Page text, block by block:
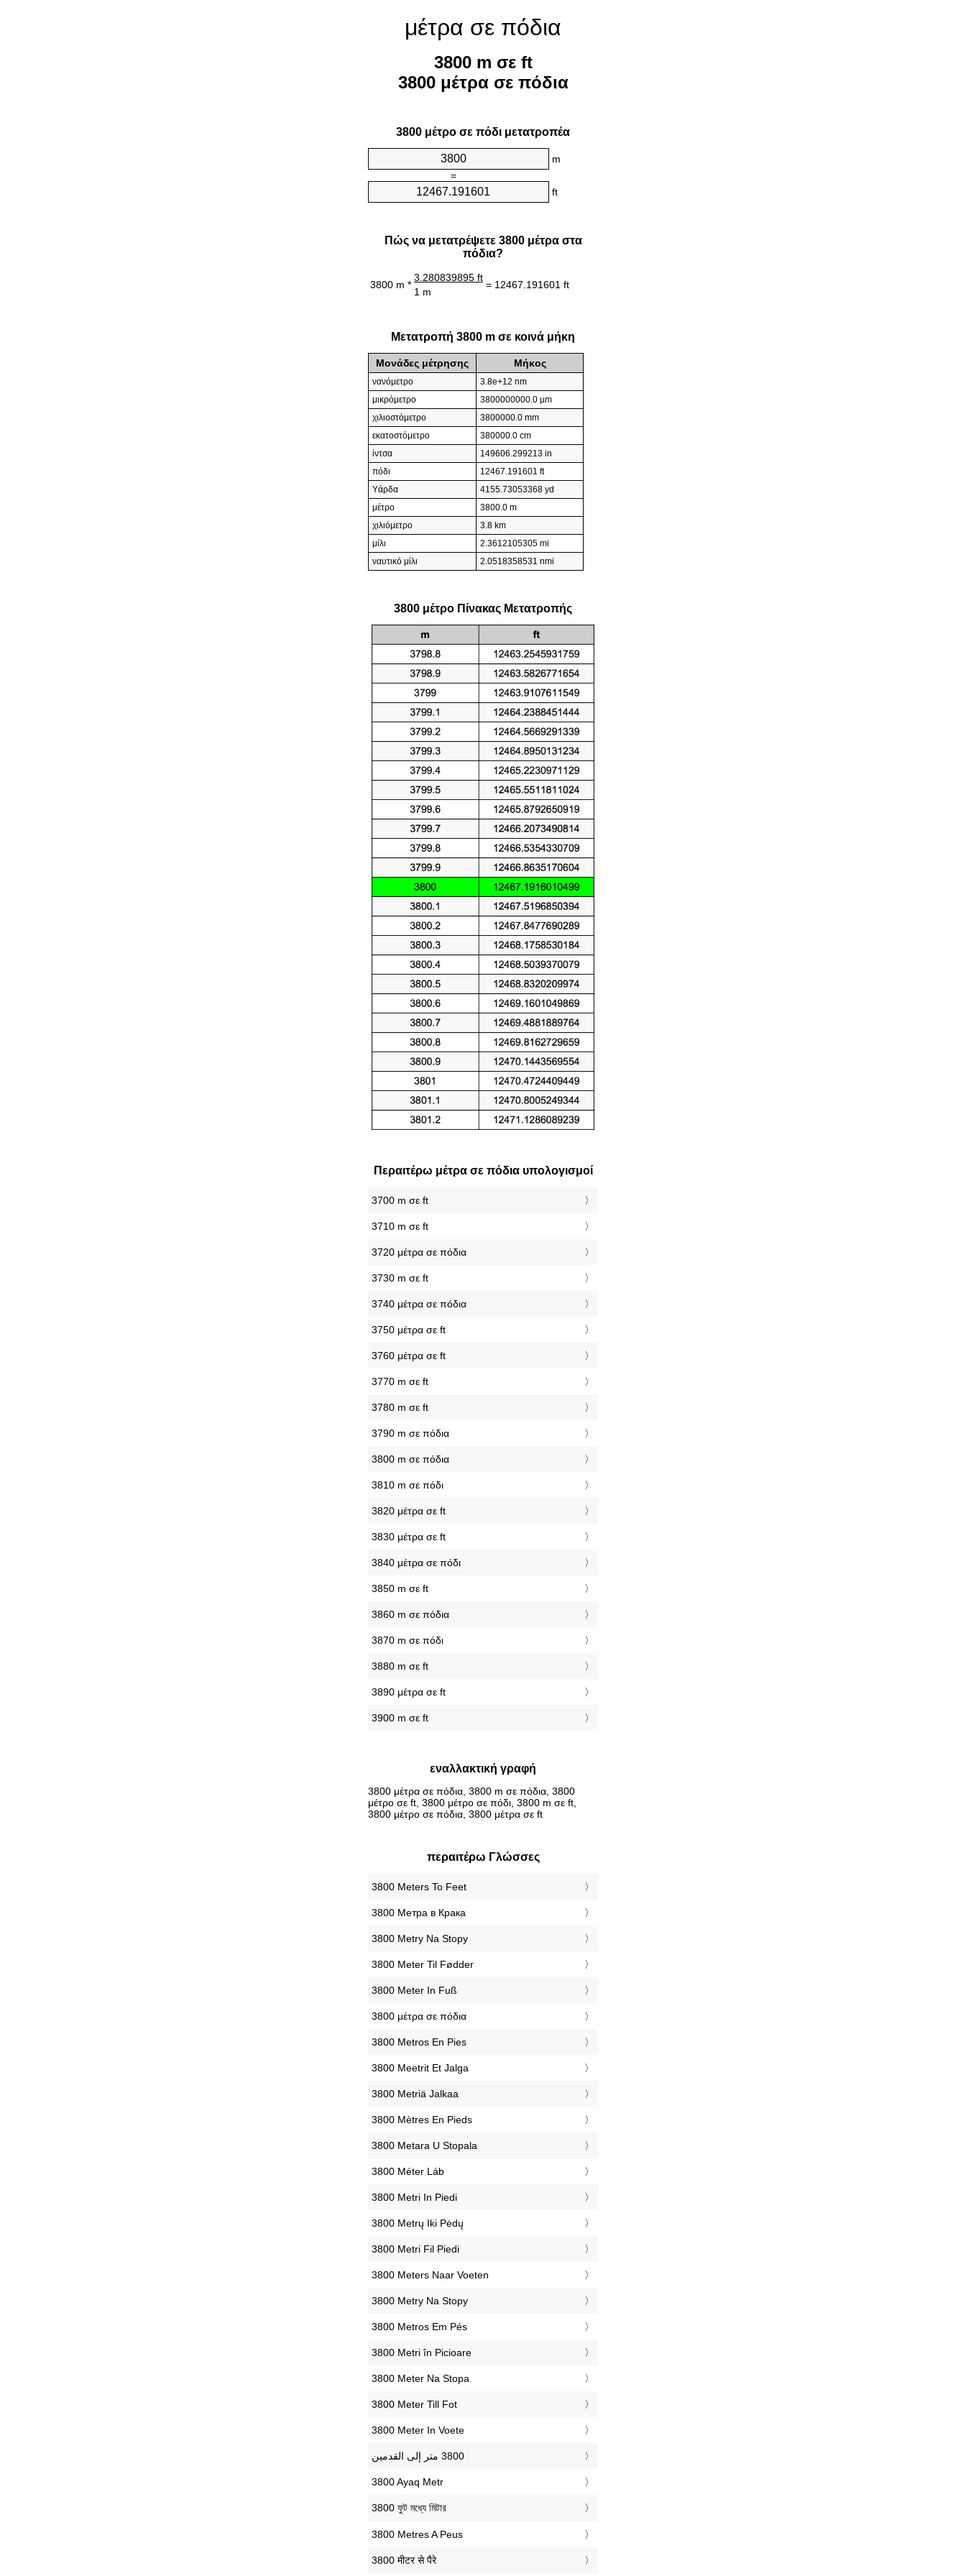
μέτρα σε πόδια
3800 m σε ft
3800 μέτρα σε πόδια
3800 μέτρο σε πόδι μετατροπέα
m
=
ft
Πώς να μετατρέψετε 3800 μέτρα στα
πόδια?
3800 m *
3.280839895 ft
= 12467.191601 ft
1 m
Μετατροπή 3800 m σε κοινά μήκη
Μονάδες μέτρησης Μήκος
νανόμετρο
3.8e+12 nm
μικρόμετρο
3800000000.0 µm
χιλιοστόμετρο
3800000.0 mm
εκατοστόμετρο
380000.0 cm
ίντσα
149606.299213 in
πόδι
12467.191601 ft
Υάρδα
4155.73053368 yd
μέτρο
3800.0 m
χιλιόμετρο
3.8 km
μίλι
2.3612105305 mi
ναυτικό μίλι
2.0518358531 nmi
3800 μέτρο Πίνακας Μετατροπής
Περαιτέρω μέτρα σε πόδια υπολογισμοί
3700 m σε ft
3710 m σε ft
3720 μέτρα σε πόδια
3730 m σε ft
3740 μέτρα σε πόδια
3750 μέτρα σε ft
3760 μέτρα σε ft
3770 m σε ft
3780 m σε ft
3790 m σε πόδια
3800 m σε πόδια
3810 m σε πόδι
3820 μέτρα σε ft
3830 μέτρα σε ft
3840 μέτρα σε πόδι
3850 m σε ft
3860 m σε πόδια
3870 m σε πόδι
3880 m σε ft
3890 μέτρα σε ft
3900 m σε ft
εναλλακτική γραφή
3800 μέτρα σε πόδια, 3800 m σε πόδια, 3800
μέτρο σε ft, 3800 μέτρο σε πόδι, 3800 m σε ft,
3800 μέτρο σε πόδια, 3800 μέτρα σε ft
περαιτέρω Γλώσσες
‎3800 Meters To Feet
‎3800 Метра в Крака
‎3800 Metry Na Stopy
‎3800 Meter Til Fødder
‎3800 Meter In Fuß
‎3800 μέτρα σε πόδια
‎3800 Metros En Pies
‎3800 Meetrit Et Jalga
‎3800 Metriä Jalkaa
‎3800 Mètres En Pieds
‎3800 Metara U Stopala
‎3800 Méter Láb
‎3800 Metri In Piedi
‎3800 Metrų Iki Pėdų
‎3800 Metri Fil Piedi
‎3800 Meters Naar Voeten
‎3800 Metry Na Stopy
‎3800 Metros Em Pés
‎3800 Metri în Picioare
‎3800 Meter Na Stopa
‎3800 Meter Till Fot
‎3800 Meter In Voete
‎3800 Ayaq Metr
‎3800 ফুট মধ্যে মিটার
‎3800 Metres A Peus
‎3800 मीटर से पैरे